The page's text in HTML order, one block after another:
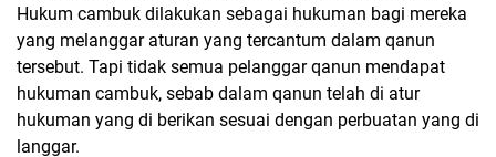
Hukum cambuk dilakukan sebagai hukuman bagi mereka
yang melanggar aturan yang tercantum dalam qanun
tersebut. Tapi tidak semua pelanggar qanun mendapat
hukuman cambuk, sebab dalam qanun telah di atur
hukuman yang di berikan sesuai dengan perbuatan yang di
langgar.